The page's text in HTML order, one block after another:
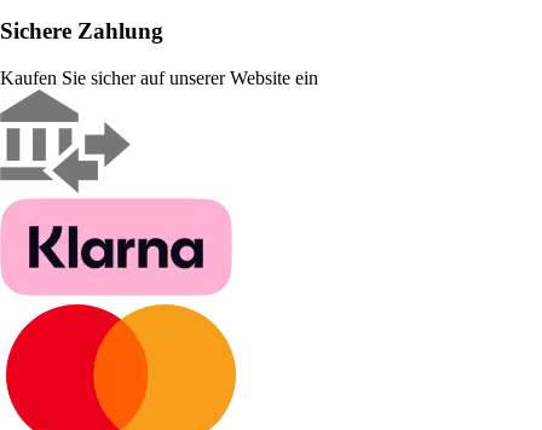
Sichere Zahlung
Kaufen Sie sicher auf unserer Website ein